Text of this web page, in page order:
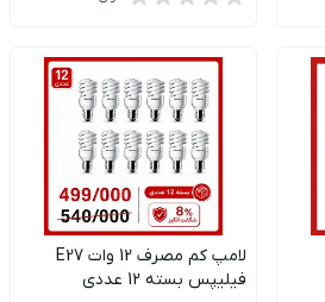
لامپ کم مصرف 12 وات E27
فیلیپس بسته 12 عددی